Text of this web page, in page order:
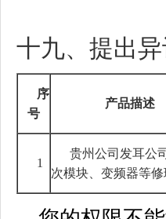
十九、提出
序
号
产品描述
1
贵州公司发耳公
次模块、变频器等修